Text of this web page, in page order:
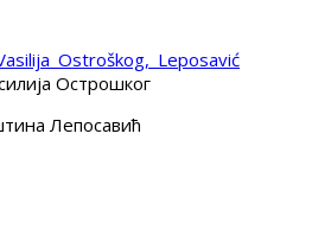
Острошког
Лепосавић